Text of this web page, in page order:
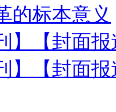
的标本意义
】【封面
】【封面